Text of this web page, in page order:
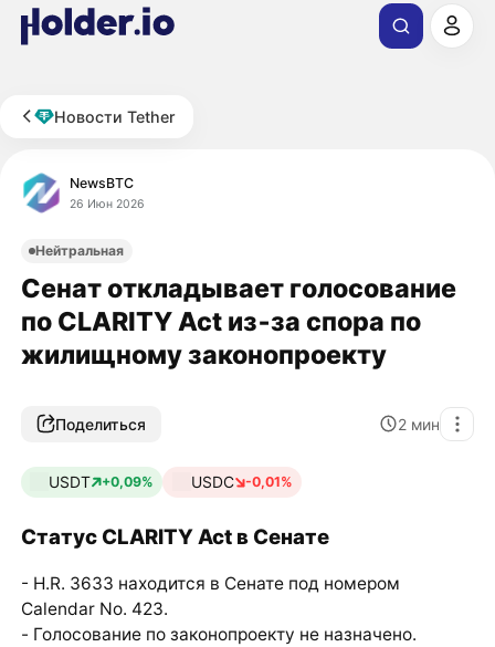
Новости Tether
NewsBTC
26 Июн 2026
Нейтральная
Сенат откладывает голосование
по CLARITY Act из‑за спора по
жилищному законопроекту
Поделиться 2 мин
USDT +0,09% USDC -0,01%
Статус CLARITY Act в Сенате
- H.R. 3633 находится в Сенате под номером
Calendar No. 423.
- Голосование по законопроекту не назначено.